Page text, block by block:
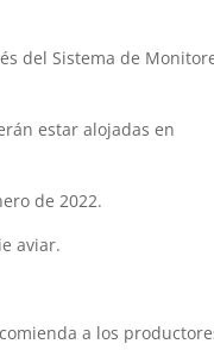
del Sistema de
estar alojadas en
de 2022.
aviar.
a los